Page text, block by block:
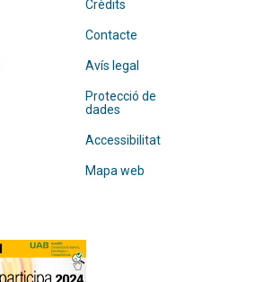
Crèdits
Contacte
Avís legal
Protecció de
dades
Accessibilitat
Mapa web